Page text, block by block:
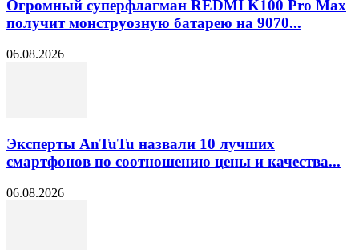
Огромный суперфлагман REDMI K100 Pro Max
получит монструозную батарею на 9070...
06.08.2026
Эксперты AnTuTu назвали 10 лучших
смартфонов по соотношению цены и качества...
06.08.2026